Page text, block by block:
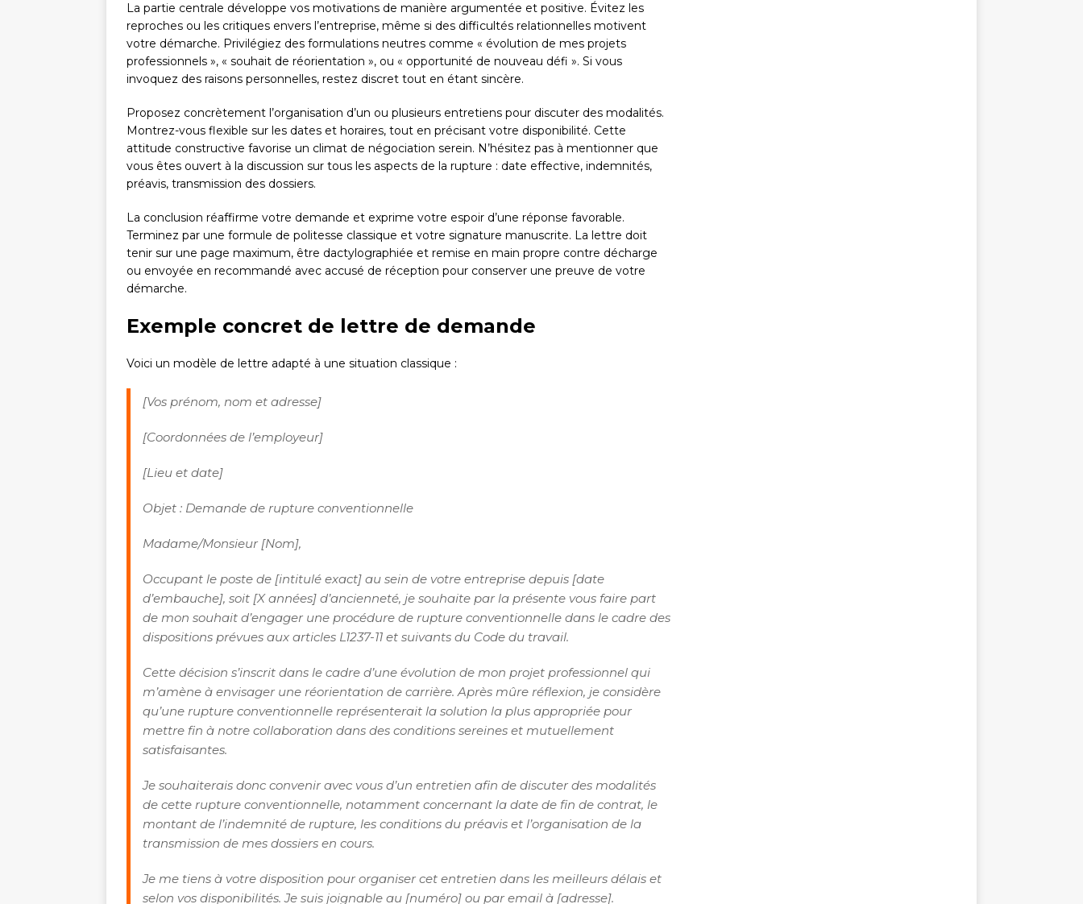
La partie centrale développe vos motivations de manière argumentée et positive. Évitez les
reproches ou les critiques envers l’entreprise, même si des difficultés relationnelles motivent
votre démarche. Privilégiez des formulations neutres comme « évolution de mes projets
professionnels », « souhait de réorientation », ou « opportunité de nouveau défi ». Si vous
invoquez des raisons personnelles, restez discret tout en étant sincère.
Proposez concrètement l’organisation d’un ou plusieurs entretiens pour discuter des modalités.
Montrez-vous flexible sur les dates et horaires, tout en précisant votre disponibilité. Cette
attitude constructive favorise un climat de négociation serein. N’hésitez pas à mentionner que
vous êtes ouvert à la discussion sur tous les aspects de la rupture : date effective, indemnités,
préavis, transmission des dossiers.
La conclusion réaffirme votre demande et exprime votre espoir d’une réponse favorable.
Terminez par une formule de politesse classique et votre signature manuscrite. La lettre doit
tenir sur une page maximum, être dactylographiée et remise en main propre contre décharge
ou envoyée en recommandé avec accusé de réception pour conserver une preuve de votre
démarche.
Exemple concret de lettre de demande
Voici un modèle de lettre adapté à une situation classique :
[Vos prénom, nom et adresse]
[Coordonnées de l’employeur]
[Lieu et date]
Objet : Demande de rupture conventionnelle
Madame/Monsieur [Nom],
Occupant le poste de [intitulé exact] au sein de votre entreprise depuis [date
d’embauche], soit [X années] d’ancienneté, je souhaite par la présente vous faire part
de mon souhait d’engager une procédure de rupture conventionnelle dans le cadre des
dispositions prévues aux articles L1237-11 et suivants du Code du travail.
Cette décision s’inscrit dans le cadre d’une évolution de mon projet professionnel qui
m’amène à envisager une réorientation de carrière. Après mûre réflexion, je considère
qu’une rupture conventionnelle représenterait la solution la plus appropriée pour
mettre fin à notre collaboration dans des conditions sereines et mutuellement
satisfaisantes.
Je souhaiterais donc convenir avec vous d’un entretien afin de discuter des modalités
de cette rupture conventionnelle, notamment concernant la date de fin de contrat, le
montant de l’indemnité de rupture, les conditions du préavis et l’organisation de la
transmission de mes dossiers en cours.
Je me tiens à votre disposition pour organiser cet entretien dans les meilleurs délais et
selon vos disponibilités. Je suis joignable au [numéro] ou par email à [adresse].